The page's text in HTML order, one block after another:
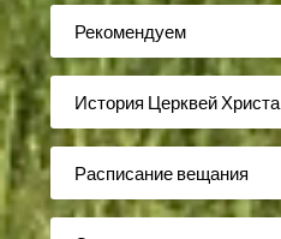
Рекомендуем
История Церквей Христа
Расписание вещания